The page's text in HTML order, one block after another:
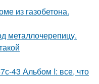
из газобетона.
металлочерепицу.
43 Альбом I: все, что